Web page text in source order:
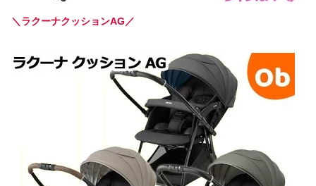
＼ラクーナクッションAG／